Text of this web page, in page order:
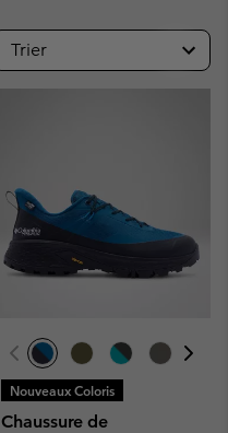
Trier
Nouveaux Coloris
Chaussure de